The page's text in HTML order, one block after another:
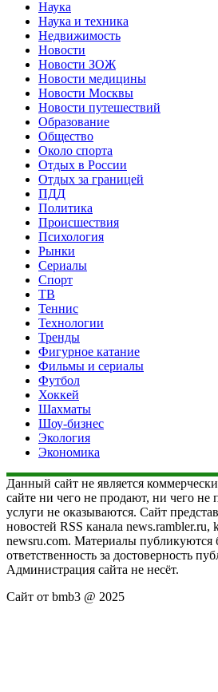
Наука
Наука и техника
Недвижимость
Новости
Новости ЗОЖ
Новости медицины
Новости Москвы
Новости путешествий
Образование
Общество
Около спорта
Отдых в России
Отдых за границей
ПДД
Политика
Происшествия
Психология
Рынки
Сериалы
Спорт
ТВ
Теннис
Технологии
Тренды
Фигурное катание
Фильмы и сериалы
Футбол
Хоккей
Шахматы
Шоу-бизнес
Экология
Экономика
Данный сайт не является
сайте ни чего не продают, ни чего не
услуги не оказываются. Сайт
новостей RSS канала news.rambler.ru,
newsru.com. Материалы публикуются
ответственность за достоверность
Администрация сайта не несёт.
Сайт от bmb3 @ 2025